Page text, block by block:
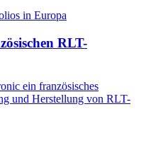
in Europa
RLT-
ein französisches
und Herstellung von RLT-